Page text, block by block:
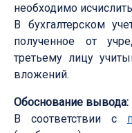
необходимо
В бухгалтерском
полученное от
третьему лицу
вложений.
Обоснование вывода:
В соответствии с